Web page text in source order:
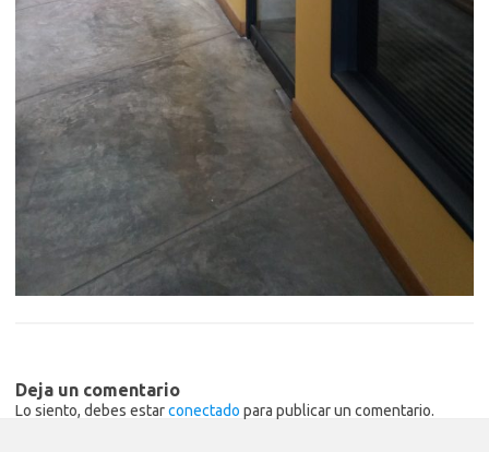
Deja un comentario
Lo siento, debes estarconectado para publicar un comentario.